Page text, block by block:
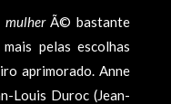
mulherÃ© bastante
pelas escolhas
aprimorado. Anne
Louis Duroc (Jean-